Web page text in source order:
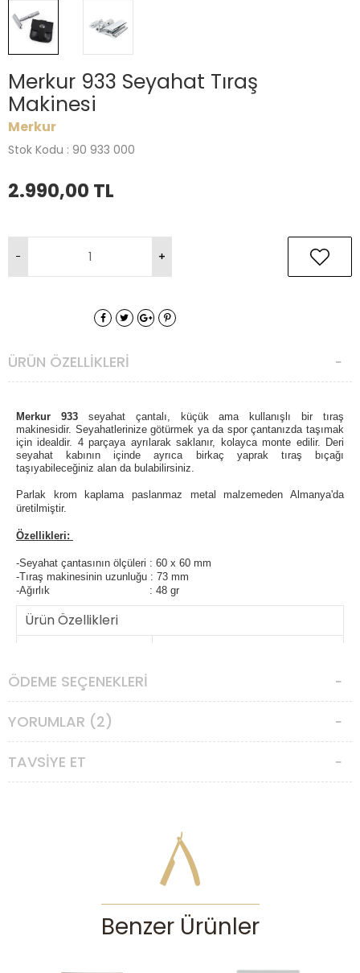
Merkur 933 Seyahat Tıraş
Makinesi
Merkur
Stok Kodu : 90 933 000
2.990,00 TL
ÜRÜN ÖZELLIKLERI
Merkur 933 seyahat çantalı, küçük ama kullanışlı bir tıraş
makinesidir. Seyahatlerinize götürmek ya da spor çantanızda taşımak
için idealdir. 4 parçaya ayrılarak saklanır, kolayca monte edilir. Deri
seyahat kabının içinde ayrıca birkaç yaprak tıraş bıçağı
taşıyabileceğiniz alan da bulabilirsiniz.
Parlak krom kaplama paslanmaz metal malzemeden Almanya'da
üretilmiştir.
Özellikleri:
-Seyahat çantasının ölçüleri : 60 x 60 mm
-Tıraş makinesinin uzunluğu : 73 mm
-Ağırlık
: 48 gr
Ürün Özellikleri
Koruma Barı
:
Düzeyi
ÖDEME SEÇENEKLERI
YORUMLAR (2)
TAVSIYE ET
Benzer Ürünler